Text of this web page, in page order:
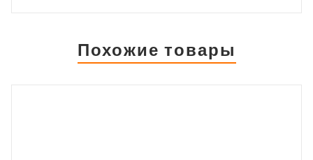
Похожие товары